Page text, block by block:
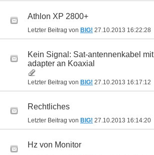
Athlon XP 2800+
Letzter Beitrag von BIG! 27.10.2013 16:22:28
Kein Signal: Sat-antennenkabel mit
adapter an Koaxial
Letzter Beitrag von BIG! 27.10.2013 16:17:12
Rechtliches
Letzter Beitrag von BIG! 27.10.2013 16:14:20
Hz von Monitor